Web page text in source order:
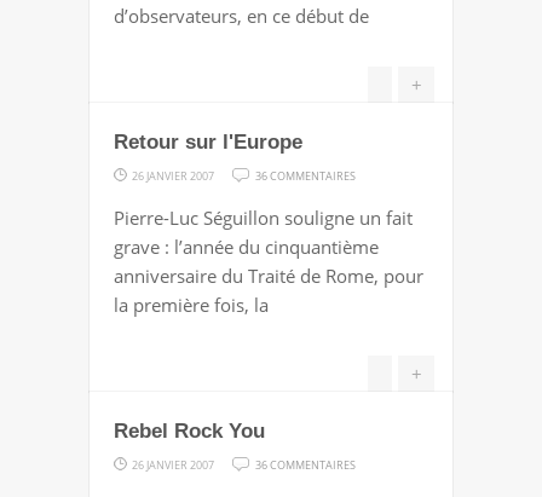
d’observateurs, en ce début de
+
Retour sur l'Europe
26 JANVIER 2007 36 COMMENTAIRES
SUR
L'EUROPE
Pierre-Luc Séguillon souligne un fait
grave : l’année du cinquantième
anniversaire du Traité de Rome, pour
la première fois, la
+
Rebel Rock You
26 JANVIER 2007 36 COMMENTAIRES